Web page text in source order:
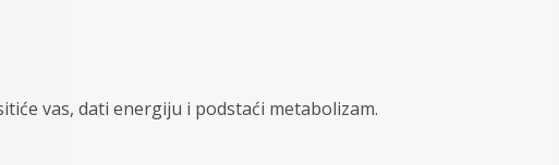
vas, dati energiju i podstaći metabolizam.